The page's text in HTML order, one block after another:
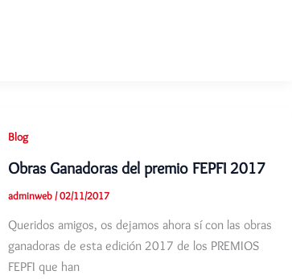
Blog
Obras Ganadoras del premio FEPFI 2017
adminweb /02/11/2017
Queridos amigos, os dejamos ahora sí con las obras
ganadoras de esta edición 2017 de los PREMIOS
FEPFI que han